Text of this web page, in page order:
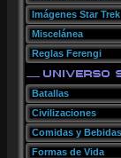
Imágenes Star Trek
Miscelánea
Reglas Ferengi
Batallas
Civilizaciones
Comidas y Bebidas
Formas de Vida